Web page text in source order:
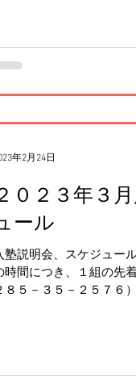
０２３年３
ール
塾説明会、スケジュー
時間につき、１組の先
８５－３５－２５７６
年2月24日